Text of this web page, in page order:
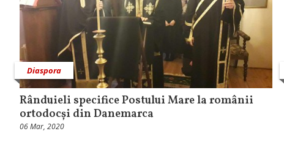
Diaspora
Rânduieli specifice Postului Mare la românii
ortodocși din Danemarca
06 Mar, 2020